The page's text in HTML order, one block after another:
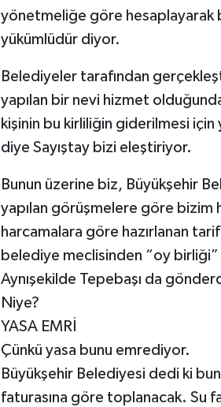
yönetmeliğe göre hesaplayarak
yükümlüdür diyor.
Belediyeler tarafından
yapılan bir nevi hizmet
kişinin bu kirliliğin giderilmesi için
diye Sayıştay bizi eleştiriyor.
Bunun üzerine biz, Büyükşehir
yapılan görüşmelere göre bizim
harcamalara göre hazırlanan
belediye meclisinden “oy
Aynışekilde Tepebaşı da
Niye?
YASA EMRİ
Çünkü yasa bunu emrediyor.
Büyükşehir Belediyesi dedi ki
faturasına göre toplanacak. Su